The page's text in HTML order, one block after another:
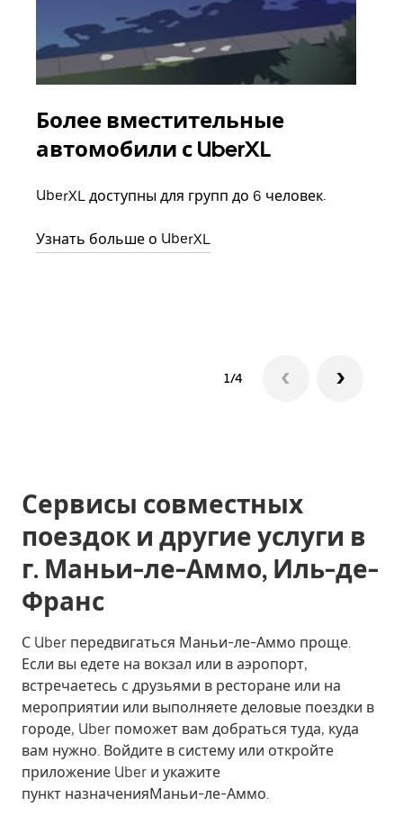
Более вместительные
автомобили с UberXL
UberXL доступны для групп до 6 человек.
Узнать больше о UberXL
1/4
Сервисы совместных
поездок и другие услуги в
г. Маньи-ле-Аммо, Иль-де-
Франс
С Uber передвигаться Маньи-ле-Аммо проще.
Если вы едете на вокзал или в аэропорт,
встречаетесь с друзьями в ресторане или на
мероприятии или выполняете деловые поездки в
городе, Uber поможет вам добраться туда, куда
вам нужно. Войдите в систему или откройте
приложение Uber и укажите
пункт назначенияМаньи-ле-Аммо.